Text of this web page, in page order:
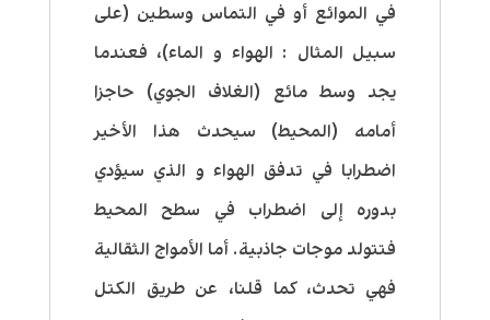
في الموائع أو في التماس وسطين (على
سبيل المثال : الهواء و الماء)، فعندما
يجد وسط مائع (الغلاف الجوي) حاجزا
أمامه (المحيط) سيحدث هذا الأخير
اضطرابا في تدفق الهواء و الذي سيؤدي
بدوره إلى اضطراب في سطح المحيط
فتتولد موجات جاذبية. أما الأمواج الثقالية
فهي تحدث، كما قلنا، عن طريق الكتل